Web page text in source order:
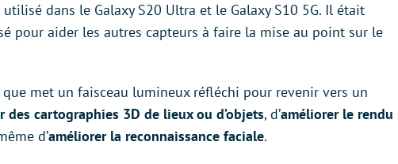
dans le Galaxy S20 Ultra et le Galaxy S10 5G. Il était
pour aider les autres capteurs à faire la mise au point sur le
met un faisceau lumineux réfléchi pour revenir vers un
des cartographies 3D de lieux ou d’objets, d’améliorer le rendu
d’améliorer la reconnaissance faciale.